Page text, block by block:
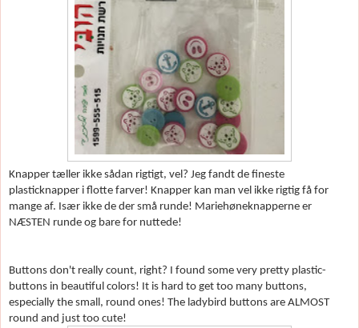
Knapper tæller ikke sådan rigtigt, vel? Jeg fandt de fineste
plasticknapper i flotte farver! Knapper kan man vel ikke rigtig få for
mange af. Især ikke de der små runde! Mariehøneknapperne er
NÆSTEN runde og bare for nuttede!
Buttons don't really count, right? I found some very pretty plastic-
buttons in beautiful colors! It is hard to get too many buttons,
especially the small, round ones! The ladybird buttons are ALMOST
round and just too cute!